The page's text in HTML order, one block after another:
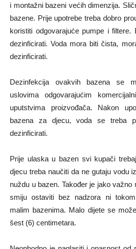
i montažni bazeni većih dimenzija.
bazene. Prije upotrebe treba dobro
koristiti odgovarajuće pumpe i
dezinficirati. Voda mora biti čista,
dezinficirati.
Dezinfekcija ovakvih bazena se
uslovima odgovarajućim
uputstvima proizvođača. Nakon
bazena za djecu, voda se treba
dezinficirati.
Prije ulaska u bazen svi kupači
djecu treba naučiti da ne gutaju vodu
nuždu u bazen. Također je jako važno
smiju ostaviti bez nadzora ni
malim bazenima. Malo dijete se
šest (6) centimetara.